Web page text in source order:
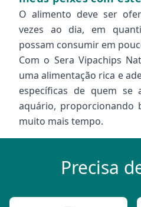
O alimento deve ser
vezes ao dia, em
possam consumir em
Com o Sera Vipachips
uma alimentação rica e
específicas de quem
aquário, proporcionando
muito mais tempo.
Precisa